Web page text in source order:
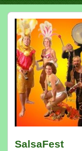
SalsaFest